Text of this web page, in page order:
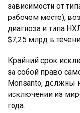
зависимости от
рабочем месте),
диагноза и типа
$7,25 млрд в
Крайний срок
за собой право
Monsanto, должны
исключении из
года.